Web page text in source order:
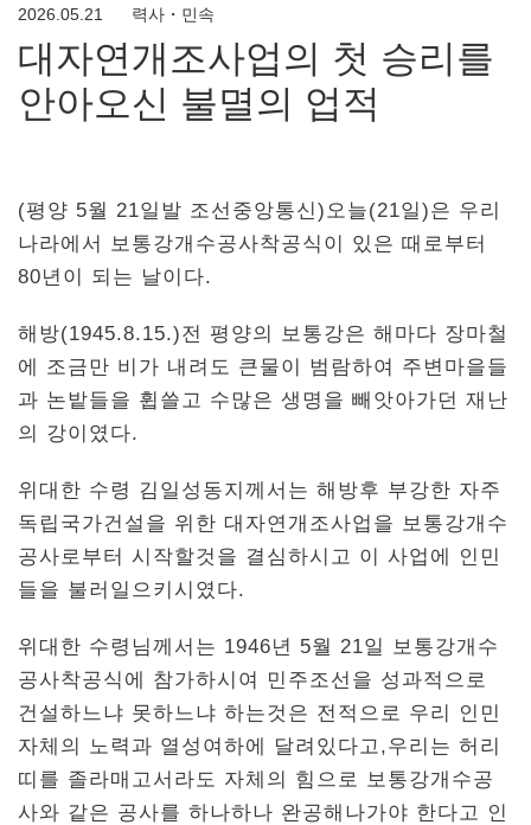
2026.05.21 력사・민속
대자연개조사업의 첫 승리를
안아오신 불멸의 업적
(평양 5월 21일발 조선중앙통신)오늘(21일)은 우리
나라에서 보통강개수공사착공식이 있은 때로부터
80년이 되는 날이다.
해방(1945.8.15.)전 평양의 보통강은 해마다 장마철
에 조금만 비가 내려도 큰물이 범람하여 주변마을들
과 논밭들을 휩쓸고 수많은 생명을 빼앗아가던 재난
의 강이였다.
위대한 수령 김일성동지께서는 해방후 부강한 자주
독립국가건설을 위한 대자연개조사업을 보통강개수
공사로부터 시작할것을 결심하시고 이 사업에 인민
들을 불러일으키시였다.
위대한 수령님께서는 1946년 5월 21일 보통강개수
공사착공식에 참가하시여 민주조선을 성과적으로
건설하느냐 못하느냐 하는것은 전적으로 우리 인민
자체의 노력과 열성여하에 달려있다고,우리는 허리
띠를 졸라매고서라도 자체의 힘으로 보통강개수공
사와 같은 공사를 하나하나 완공해나가야 한다고 인